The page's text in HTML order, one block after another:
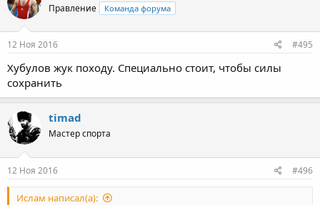
Правление Команда форума
12 Ноя 2016 #495
Хубулов жук походу. Специально стоит, чтобы силы
сохранить
timad
Мастер спорта
12 Ноя 2016 #496
Ислам написал(а):